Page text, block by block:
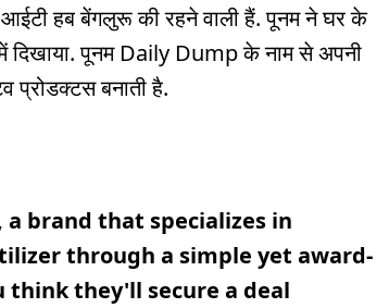
हब बेंगलुरू की रहने वाली हैं. पूनम ने घर के
दिखाया. पूनम Daily Dump के नाम से अपनी
प्रोडक्टस बनाती है.
a brand that specializes in
through a simple yet award-
think they'll secure a deal